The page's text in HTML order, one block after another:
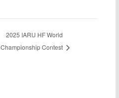
2025 IARU HF World
Championship Contest